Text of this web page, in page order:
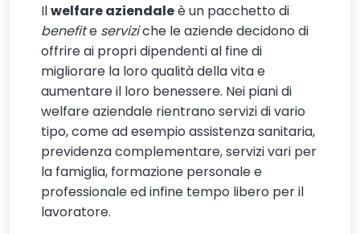
Ilwelfare aziendaleè un pacchetto di
benefite serviziche le aziende decidono di
offrire ai propri dipendenti al fine di
migliorare la loro qualità della vita e
aumentare il loro benessere. Nei piani di
welfare aziendale rientrano servizi di vario
tipo, come ad esempio assistenza sanitaria,
previdenza complementare, servizi vari per
la famiglia, formazione personale e
professionale ed infine tempo libero per il
lavoratore.